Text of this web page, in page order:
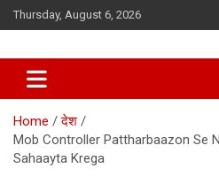
Skip
to
Thursday, August 6, 2026
Home
देश
Mob Controller Pattharbaazon Se
Sahaayta Krega